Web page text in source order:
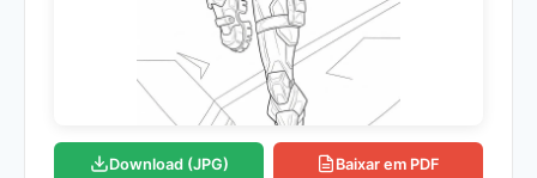
Download (JPG) Baixar em PDF